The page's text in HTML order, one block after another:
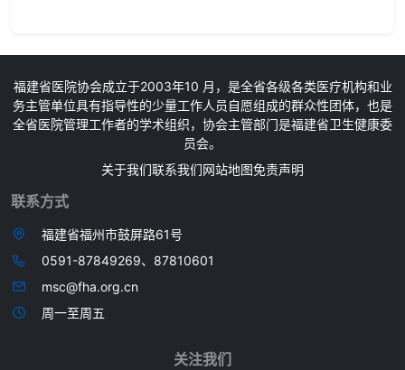
福建省医院协会成立于2003年10 月，是全省各级各类医疗机构和业
务主管单位具有指导性的少量工作人员自愿组成的群众性团体，也是
全省医院管理工作者的学术组织，协会主管部门是福建省卫生健康委
员会。
关于我们联系我们网站地图免责声明
联系方式
福建省福州市鼓屏路61号
0591-87849269、87810601
msc@fha.org.cn
周一至周五
关注我们